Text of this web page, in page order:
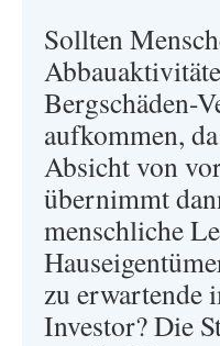
Sollten
Bergschäden-
aufkommen,
Absicht von
übernimmt
menschliche
zu erwartende
Investor? Die